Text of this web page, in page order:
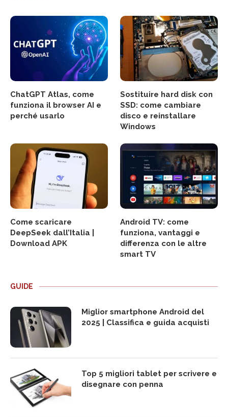
ChatGPT Atlas, come
funziona il browser AI e
perché usarlo
Sostituire hard disk con
SSD: come cambiare
disco e reinstallare
Windows
Come scaricare
DeepSeek dall’Italia |
Download APK
Android TV: come
funziona, vantaggi e
differenza con le altre
smart TV
GUIDE
Miglior smartphone Android del
2025 | Classifica e guida acquisti
Top 5 migliori tablet per scrivere e
disegnare con penna